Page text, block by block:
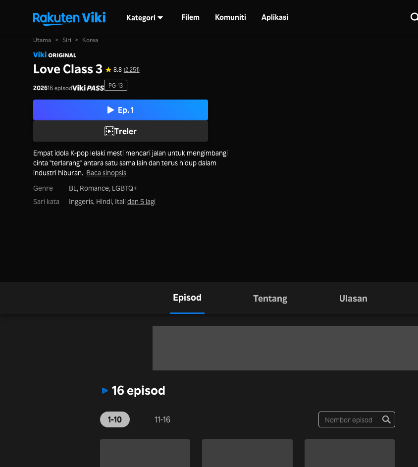
Kategori Filem Komuniti Aplikasi
Utama > Siri > Korea
Love Class 3 8.8 (2,251)
202616 episod PG-13
Ep. 1
Treler
Empat idola K-pop lelaki mesti mencari jalan untuk mengimbangi
cinta "terlarang" antara satu sama lain dan terus hidup dalam
industri hiburan. Baca sinopsis
Genre
BL, Romance, LGBTQ+
Sari kata
Inggeris, Hindi, Italidan 5 lagi
Episod Tentang Ulasan
16 episod
1-10 11-16